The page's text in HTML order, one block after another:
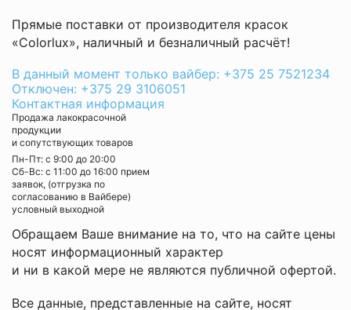
Прямые поставки от производителя красок
«Colorlux», наличный и безналичный расчёт!
В данный момент только вайбер: +375 25 7521234
Отключен: +375 29 3106051
Контактная информация
Продажа лакокрасочной
продукции
и сопутствующих товаров
Пн-Пт: с 9:00 до 20:00
Cб-Вс: с 11:00 до 16:00 прием
заявок, (отгрузка по
согласованию в Вайбере)
условный выходной
Обращаем Ваше внимание на то, что на сайте цены
носят информационный характер
и ни в какой мере не являются публичной офертой.
Все данные, представленные на сайте, носят